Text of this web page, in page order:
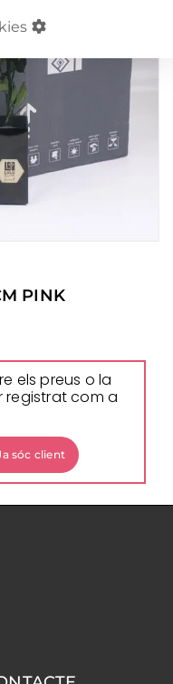
PINK
els preus o la
registrat com a
sóc client